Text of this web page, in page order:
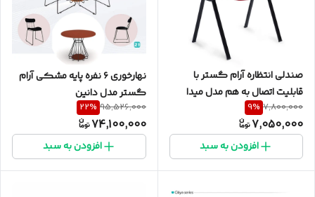
صندلی انتظاره آرام گستر با
قابلیت اتصال به هم مدل میدا
7,800,000
9%
7,050,000
افزودن به سبد
نهارخوری ۶ نفره پایه مشکی آرام
گستر مدل دانین
95,526,000
22%
74,100,000
افزودن به سبد